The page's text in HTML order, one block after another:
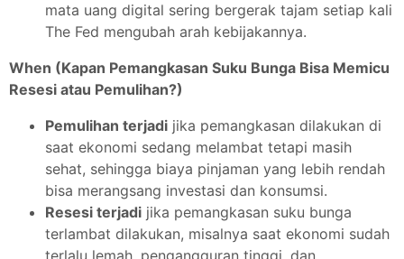
mata uang digital sering bergerak tajam setiap kali
The Fed mengubah arah kebijakannya.
When (Kapan Pemangkasan Suku Bunga Bisa Memicu
Resesi atau Pemulihan?)
Pemulihan terjadi jika pemangkasan dilakukan di
saat ekonomi sedang melambat tetapi masih
sehat, sehingga biaya pinjaman yang lebih rendah
bisa merangsang investasi dan konsumsi.
Resesi terjadi jika pemangkasan suku bunga
terlambat dilakukan, misalnya saat ekonomi sudah
terlalu lemah, pengangguran tinggi, dan